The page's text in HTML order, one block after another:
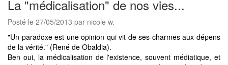
La "médicalisation" de nos vies...
Posté le 27/05/2013 par nicole w.
"Un paradoxe est une opinion qui vit de ses charmes aux dépens
de la vérité." (René de Obaldia).
Ben oui, la médicalisation de l'existence, souvent médiatique, et